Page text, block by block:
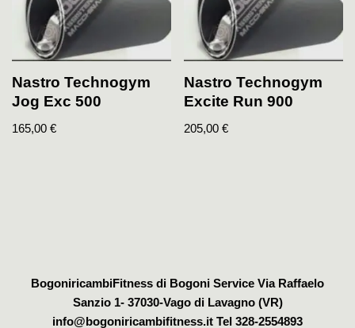
Nastro Technogym
Jog Exc 500
165,00 €
Nastro Technogym
Excite Run 900
205,00€
BogoniricambiFitness di Bogoni Service Via Raffaelo
Sanzio 1- 37030-Vago di Lavagno (VR)
info@bogoniricambifitness.it Tel 328-2554893